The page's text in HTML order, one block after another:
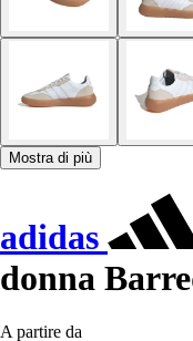
Mostra di più
adidas
donna
A partire da